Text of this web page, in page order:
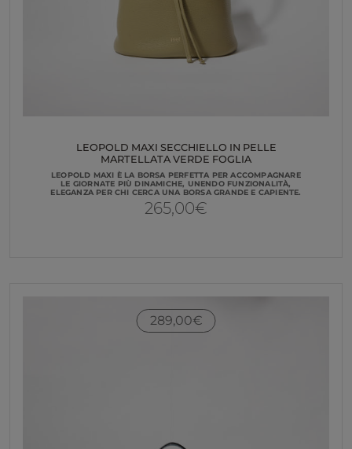
LEOPOLD MAXI SECCHIELLO IN PELLE
MARTELLATA VERDE FOGLIA
LEOPOLD MAXI È LA BORSA PERFETTA PER ACCOMPAGNARE
LE GIORNATE PIÙ DINAMICHE, UNENDO FUNZIONALITÀ,
ELEGANZA PER CHI CERCA UNA BORSA GRANDE E CAPIENTE.
265,00€
289,00€